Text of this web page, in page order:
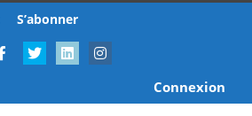
S’abonner
Connexion